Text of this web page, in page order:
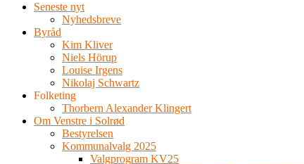
Seneste nyt
Nyhedsbreve
Byråd
Kim Kliver
Niels Hörup
Louise Irgens
Nikolaj Schwartz
Folketing
Thorbern Alexander Klingert
Om Venstre i Solrød
Bestyrelsen
Kommunalvalg 2025
Valgprogram KV25